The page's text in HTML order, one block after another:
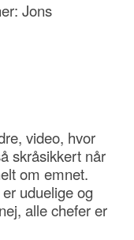
Jons
video, hvor
skråsikkert når
om emnet.
uduelige og
alle chefer er